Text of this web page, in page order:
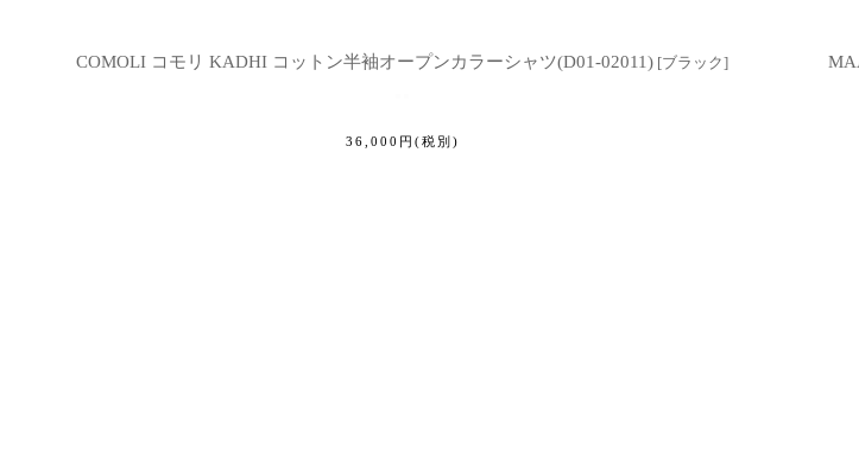
COMOLI コモリ KADHI コットン半袖オープンカラーシャツ(D01-02011) [ブラック]
36,000 円 (税別)